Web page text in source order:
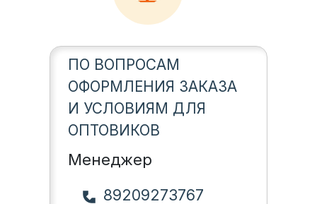
ПО ВОПРОСАМ
ОФОРМЛЕНИЯ ЗАКАЗА
И УСЛОВИЯМ ДЛЯ
ОПТОВИКОВ
Менеджер
89209273767